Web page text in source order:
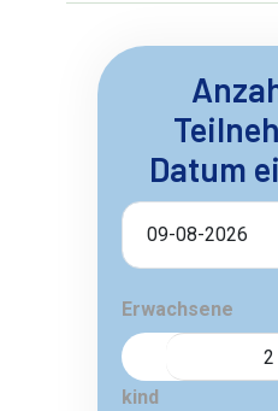
Datum
Erwachsene
kind